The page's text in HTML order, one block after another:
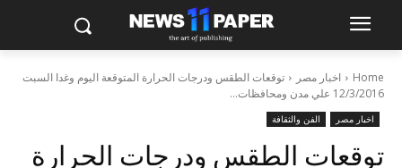
Home اخبار مصر
توقعات الطقس ودرجات الحرارة المتوقعة اليوم وغدا السبت
12/3/2016 علي مدن ومحافظات...
اخبار مصر الفن والثقافة
توقعات الطقس ودرجات الحرارة